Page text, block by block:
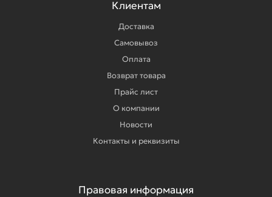
Клиентам
Доставка
Самовывоз
Оплата
Возврат товара
Прайс лист
О компании
Новости
Контакты и реквизиты
Правовая информация